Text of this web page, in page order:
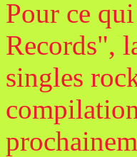
Pour ce
Records",
singles